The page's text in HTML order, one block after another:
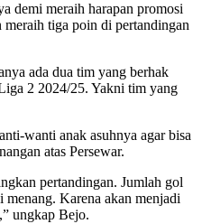
demi meraih harapan promosi
tiga poin di pertandingan
ada dua tim yang berhak
2 2024/25. Yakni tim yang
wanti anak asuhnya agar bisa
atas Persewar.
pertandingan. Jumlah gol
Karena akan menjadi
ungkap Bejo.